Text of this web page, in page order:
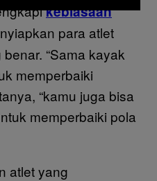
kebiasaan
para atlet
“Sama kayak
memperbaiki
“kamu juga bisa
memperbaiki pola
atlet yang